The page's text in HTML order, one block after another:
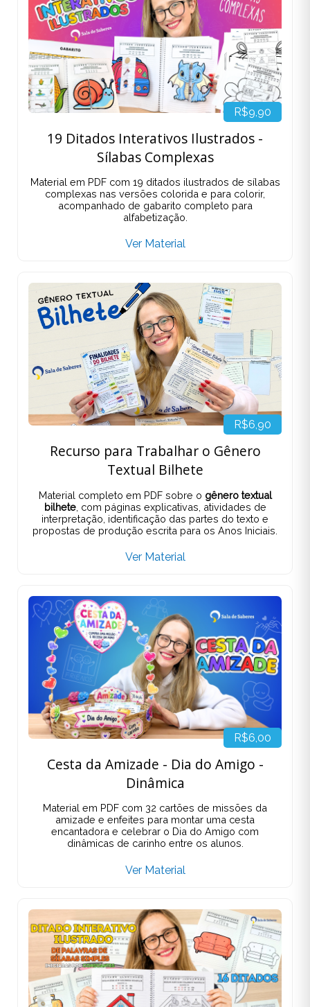
R$9,90
19 Ditados Interativos Ilustrados -
Sílabas Complexas
Material em PDF com 19 ditados ilustrados de sílabas
complexas nas versões colorida e para colorir,
acompanhado de gabarito completo para
alfabetização.
Ver Material
R$6,90
Recurso para Trabalhar o Gênero
Textual Bilhete
Material completo em PDF sobre o gênero textual
bilhete, com páginas explicativas, atividades de
interpretação, identificação das partes do texto e
propostas de produção escrita para os Anos Iniciais.
Ver Material
R$6,00
Cesta da Amizade - Dia do Amigo -
Dinâmica
Material em PDF com 32 cartões de missões da
amizade e enfeites para montar uma cesta
encantadora e celebrar o Dia do Amigo com
dinâmicas de carinho entre os alunos.
Ver Material